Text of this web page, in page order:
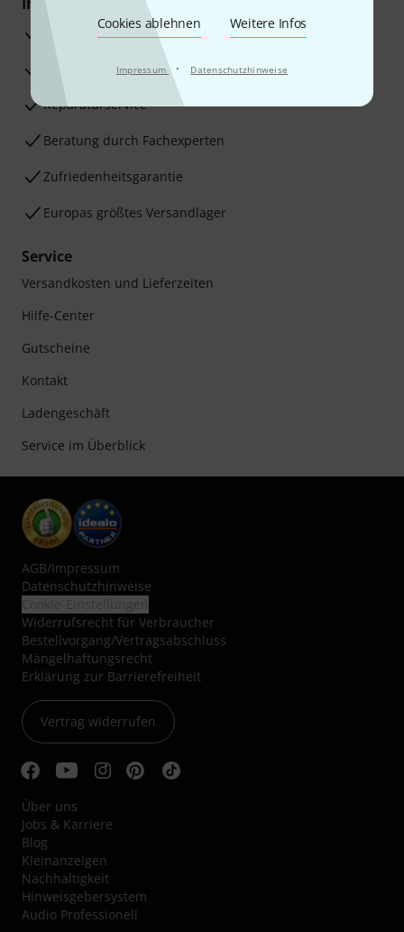
Cookies ablehnen Weitere Infos
Impressum · Datenschutzhinweise
3 Jahre Thomann Garantie
30 Tage Money-Back-Garantie
Reparaturservice
Beratung durch Fachexperten
Zufriedenheitsgarantie
Europas größtes Versandlager
Service
Versandkosten und Lieferzeiten
Hilfe-Center
Gutscheine
Kontakt
Ladengeschäft
Service im Überblick
AGB/Impressum
Datenschutzhinweise
Widerrufsrecht für Verbraucher
Bestellvorgang/Vertragsabschluss
Mängelhaftungsrecht
Erklärung zur Barrierefreiheit
Vertrag widerrufen
Über uns
Jobs & Karriere
Blog
Kleinanzeigen
Nachhaltigkeit
Hinweisgebersystem
Audio Professionell